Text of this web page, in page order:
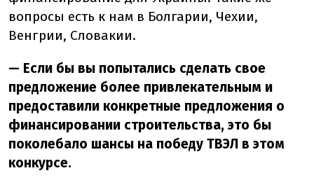
вопросы есть к нам в Болгарии, Чехии,
Венгрии, Словакии.
— Если бы вы попытались сделать свое
предложение более привлекательным и
предоставили конкретные предложения о
финансировании строительства, это бы
поколебало шансы на победу ТВЭЛ в этом
конкурсе.